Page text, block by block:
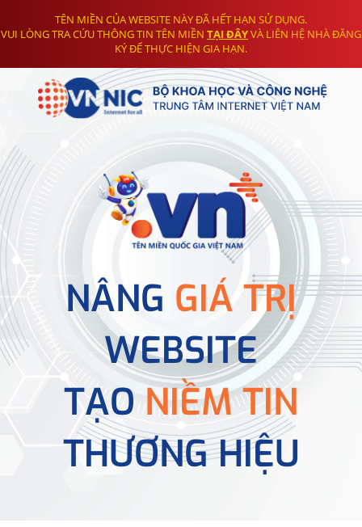
TÊN MIỀN CỦA WEBSITE NÀY ĐÃ HẾT HẠN SỬ DỤNG.
VUI LÒNG TRA CỨU THÔNG TIN TÊN MIỀN TẠI ĐÂYVÀ LIÊN HỆ NHÀ ĐĂNG
KÝ ĐỂ THỰC HIỆN GIA HẠN.
NÂNG GIÁ TRỊ
WEBSITE
TẠONIỀM TIN
THƯƠNG HIỆU